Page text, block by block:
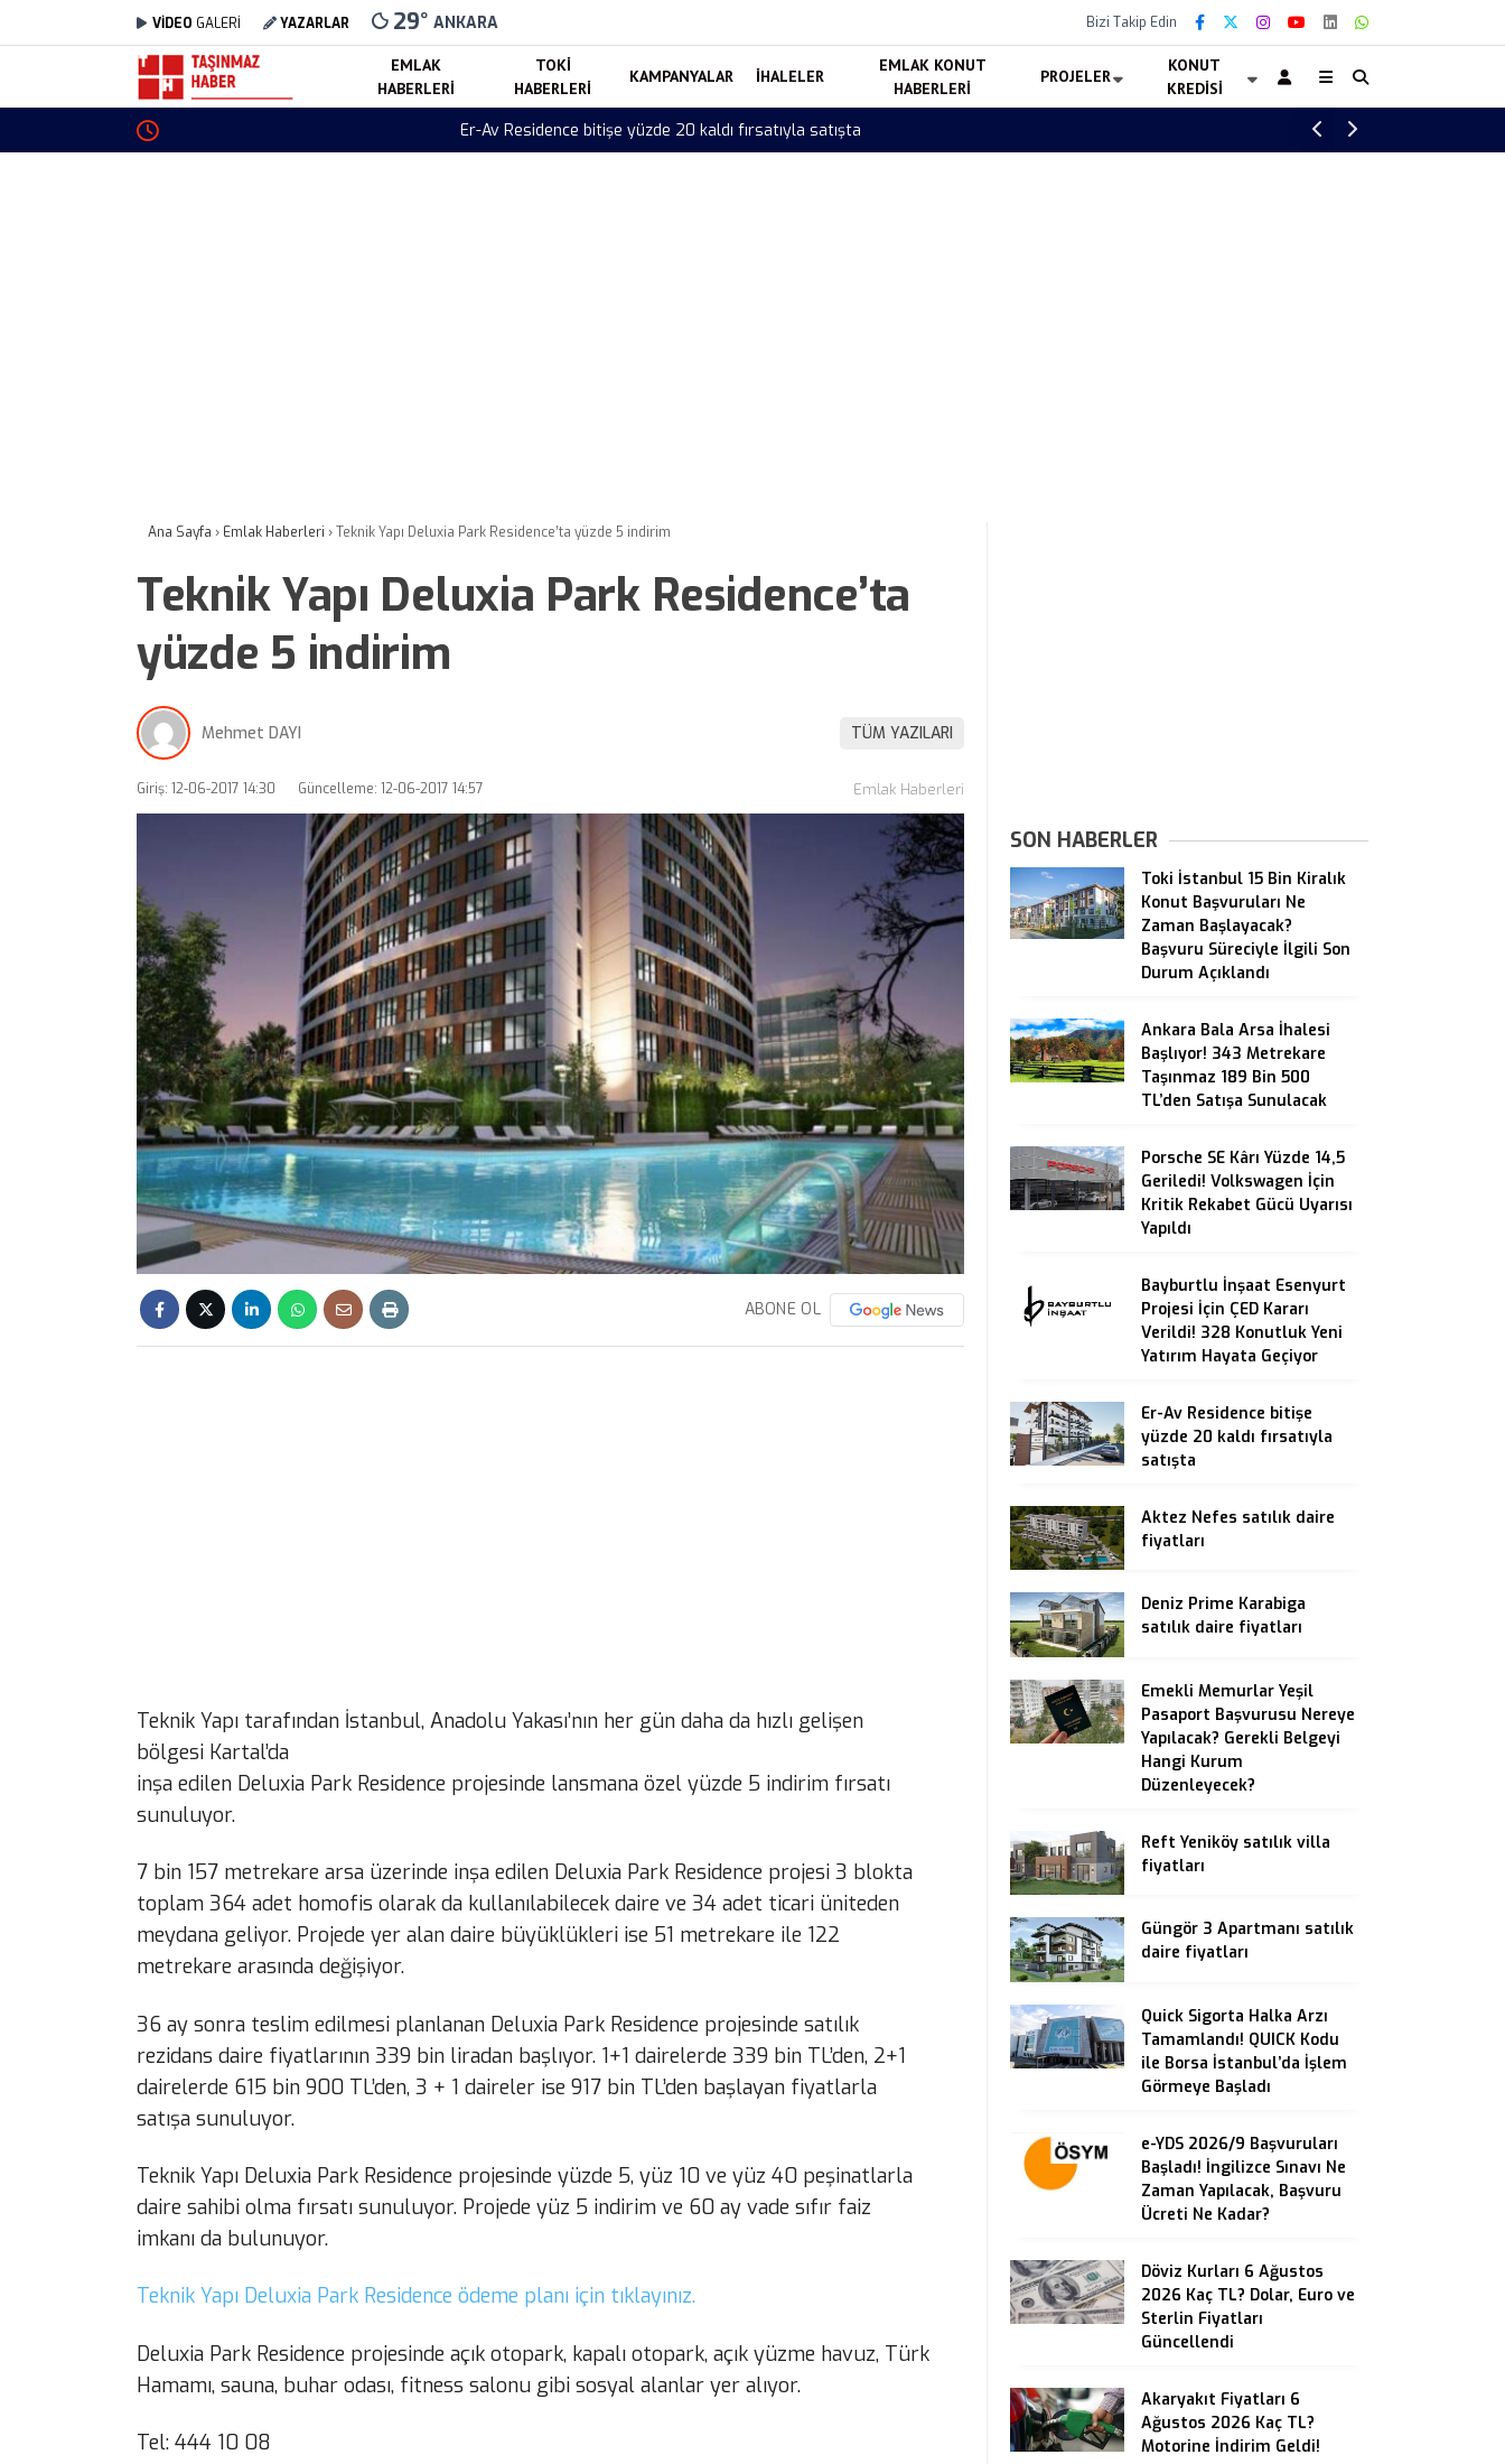
VİDEO GALERİ YAZARLAR 29° ANKARA Bizi Takip Edin
EMLAK
HABERLERI
TOKI
HABERLERI
KAMPANYALAR İHALELER
EMLAK KONUT
HABERLERI
PROJELER
KONUT
KREDISI
Er-Av Residence bitişe yüzde 20 kaldı fırsatıyla satışta Aktez Nefes satılık daire fiyatları
Ana Sayfa › Emlak Haberleri ›Teknik Yapı Deluxia Park Residence’ta yüzde 5 indirim
Teknik Yapı Deluxia Park Residence’ta
yüzde 5 indirim
Mehmet DAYI TÜM YAZILARI
Giriş: 12-06-2017 14:30 Güncelleme: 12-06-2017 14:57 Emlak Haberleri
ABONE OL
Teknik Yapı tarafından İstanbul, Anadolu Yakası’nın her gün daha da hızlı gelişen
bölgesi Kartal’da
inşa edilen Deluxia Park Residence projesinde lansmana özel yüzde 5 indirim fırsatı
sunuluyor.
7 bin 157 metrekare arsa üzerinde inşa edilen Deluxia Park Residence projesi 3 blokta
toplam 364 adet homofis olarak da kullanılabilecek daire ve 34 adet ticari üniteden
meydana geliyor. Projede yer alan daire büyüklükleri ise 51 metrekare ile 122
metrekare arasında değişiyor.
36 ay sonra teslim edilmesi planlanan Deluxia Park Residence projesinde satılık
rezidans daire fiyatlarının 339 bin liradan başlıyor. 1+1 dairelerde 339 bin TL’den, 2+1
dairelerde 615 bin 900 TL’den, 3 + 1 daireler ise 917 bin TL’den başlayan fiyatlarla
satışa sunuluyor.
Teknik Yapı Deluxia Park Residence projesinde yüzde 5, yüz 10 ve yüz 40 peşinatlarla
daire sahibi olma fırsatı sunuluyor. Projede yüz 5 indirim ve 60 ay vade sıfır faiz
imkanı da bulunuyor.
Teknik Yapı Deluxia Park Residence ödeme planı için tıklayınız.
Deluxia Park Residence projesinde açık otopark, kapalı otopark, açık yüzme havuz, Türk
Hamamı, sauna, buhar odası, fitness salonu gibi sosyal alanlar yer alıyor.
Tel: 444 10 08
SON HABERLER
Toki İstanbul 15 Bin Kiralık
Konut Başvuruları Ne
Zaman Başlayacak?
Başvuru Süreciyle İlgili Son
Durum Açıklandı
Ankara Bala Arsa İhalesi
Başlıyor! 343 Metrekare
Taşınmaz 189 Bin 500
TL’den Satışa Sunulacak
Porsche SE Kârı Yüzde 14,5
Geriledi! Volkswagen İçin
Kritik Rekabet Gücü Uyarısı
Yapıldı
Bayburtlu İnşaat Esenyurt
Projesi İçin ÇED Kararı
Verildi! 328 Konutluk Yeni
Yatırım Hayata Geçiyor
Er-Av Residence bitişe
yüzde 20 kaldı fırsatıyla
satışta
Aktez Nefes satılık daire
fiyatları
Deniz Prime Karabiga
satılık daire fiyatları
Emekli Memurlar Yeşil
Pasaport Başvurusu Nereye
Yapılacak? Gerekli Belgeyi
Hangi Kurum
Düzenleyecek?
Reft Yeniköy satılık villa
fiyatları
Güngör 3 Apartmanı satılık
daire fiyatları
Quick Sigorta Halka Arzı
Tamamlandı! QUICK Kodu
ile Borsa İstanbul’da İşlem
Görmeye Başladı
e-YDS 2026/9 Başvuruları
Başladı! İngilizce Sınavı Ne
Zaman Yapılacak, Başvuru
Ücreti Ne Kadar?
Döviz Kurları 6 Ağustos
2026 Kaç TL? Dolar, Euro ve
Sterlin Fiyatları
Güncellendi
Akaryakıt Fiyatları 6
Ağustos 2026 Kaç TL?
Motorine İndirim Geldi!